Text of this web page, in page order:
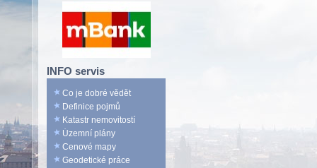
INFO servis
Co je dobré vědět
Definice pojmů
Katastr nemovitostí
Územní plány
Cenové mapy
Geodetické práce